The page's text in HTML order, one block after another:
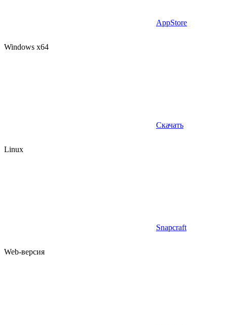
AppStore
Windows x64
Скачать
Linux
Snapcraft
Web-версия